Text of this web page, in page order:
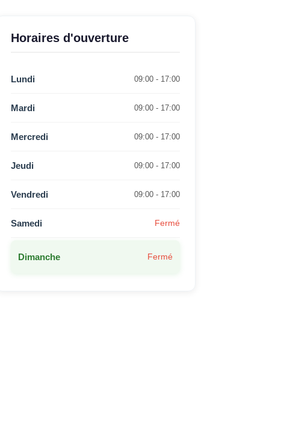
Horaires d'ouverture
Lundi 09:00 - 17:00
Mardi 09:00 - 17:00
Mercredi 09:00 - 17:00
Jeudi 09:00 - 17:00
Vendredi 09:00 - 17:00
Samedi Fermé
Dimanche Fermé